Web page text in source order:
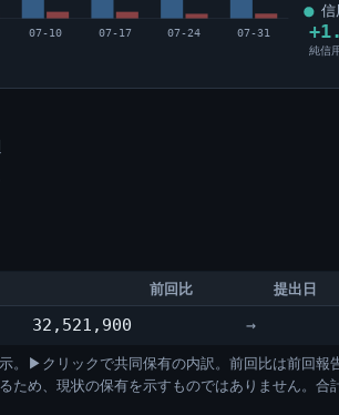
07-10 07-17 07-24 07-31
信
純信
前回比 提出日
32,521,900 →
。▶クリックで共同保有の内訳。前回比は前回報
め、現状の保有を示すものではありません。合